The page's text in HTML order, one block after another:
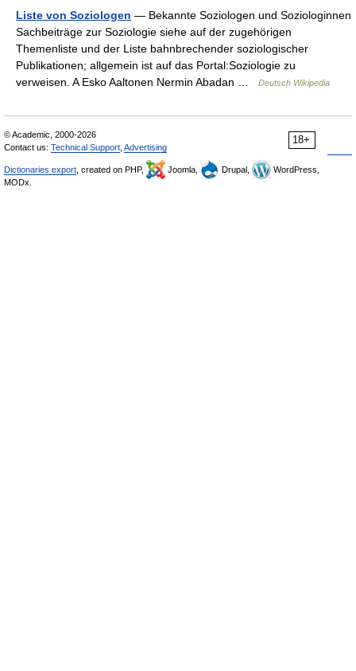
Liste von Soziologen — Bekannte Soziologen und Soziologinnen
Sachbeiträge zur Soziologie siehe auf der zugehörigen
Themenliste und der Liste bahnbrechender soziologischer
Publikationen; allgemein ist auf das Portal:Soziologie zu
verweisen. A Esko Aaltonen Nermin Abadan …
Deutsch Wikipedia
18+
© Academic, 2000-2026
Contact us: Technical Support Advertising
Dictionaries export , created on PHP, Joomla, Drupal,
WordPress,
MODx.